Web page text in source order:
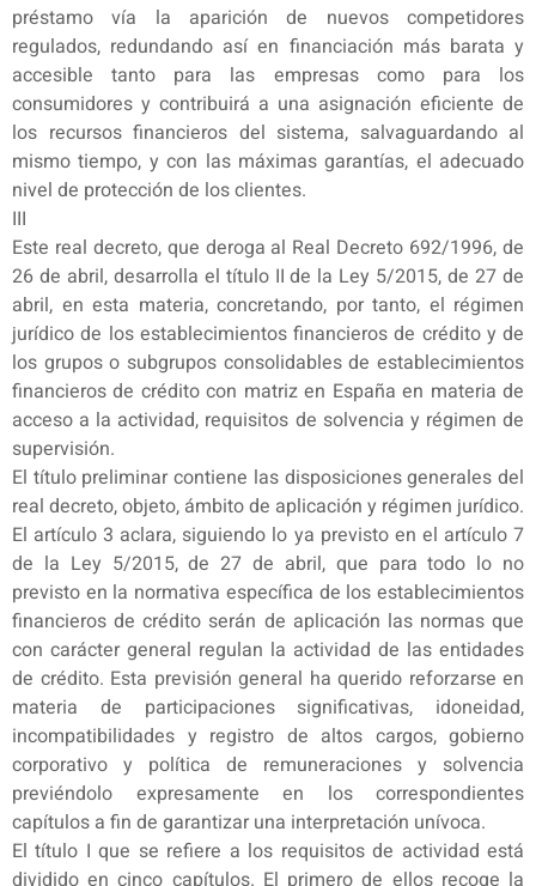
préstamo vía la aparición de nuevos competidores
regulados, redundando así en financiación más barata y
accesible tanto para las empresas como para los
consumidores y contribuirá a una asignación eficiente de
los recursos financieros del sistema, salvaguardando al
mismo tiempo, y con las máximas garantías, el adecuado
nivel de protección de los clientes.
III
Este real decreto, que deroga al Real Decreto 692/1996, de
26 de abril, desarrolla el título II de la Ley 5/2015, de 27 de
abril, en esta materia, concretando, por tanto, el régimen
jurídico de los establecimientos financieros de crédito y de
los grupos o subgrupos consolidables de establecimientos
financieros de crédito con matriz en España en materia de
acceso a la actividad, requisitos de solvencia y régimen de
supervisión.
El título preliminar contiene las disposiciones generales del
real decreto, objeto, ámbito de aplicación y régimen jurídico.
El artículo 3 aclara, siguiendo lo ya previsto en el artículo 7
de la Ley 5/2015, de 27 de abril, que para todo lo no
previsto en la normativa específica de los establecimientos
financieros de crédito serán de aplicación las normas que
con carácter general regulan la actividad de las entidades
de crédito. Esta previsión general ha querido reforzarse en
materia de participaciones significativas, idoneidad,
incompatibilidades y registro de altos cargos, gobierno
corporativo y política de remuneraciones y solvencia
previéndolo expresamente en los correspondientes
capítulos a fin de garantizar una interpretación unívoca.
El título I que se refiere a los requisitos de actividad está
dividido en cinco capítulos. El primero de ellos recoge la